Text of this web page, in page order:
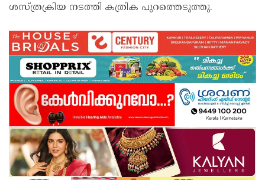
ശസ്ത്രക്രിയ നടത്തി കത്രിക പുറത്തെടുത്തു.